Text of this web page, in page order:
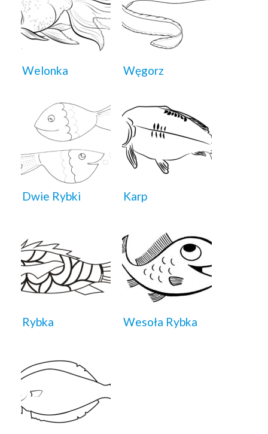
Welonka Węgorz
Dwie Rybki Karp
Rybka Wesoła Rybka